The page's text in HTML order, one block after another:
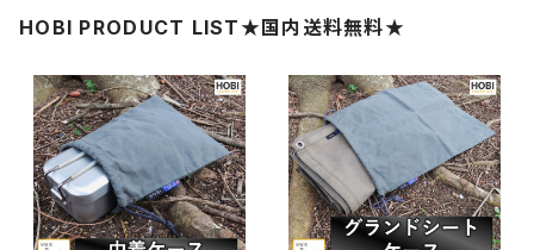
HOBI PRODUCT LIST★国内送料無料★